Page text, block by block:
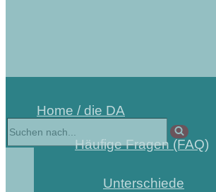
Home / die DA
Häufige Fragen (FAQ)
Unterschiede